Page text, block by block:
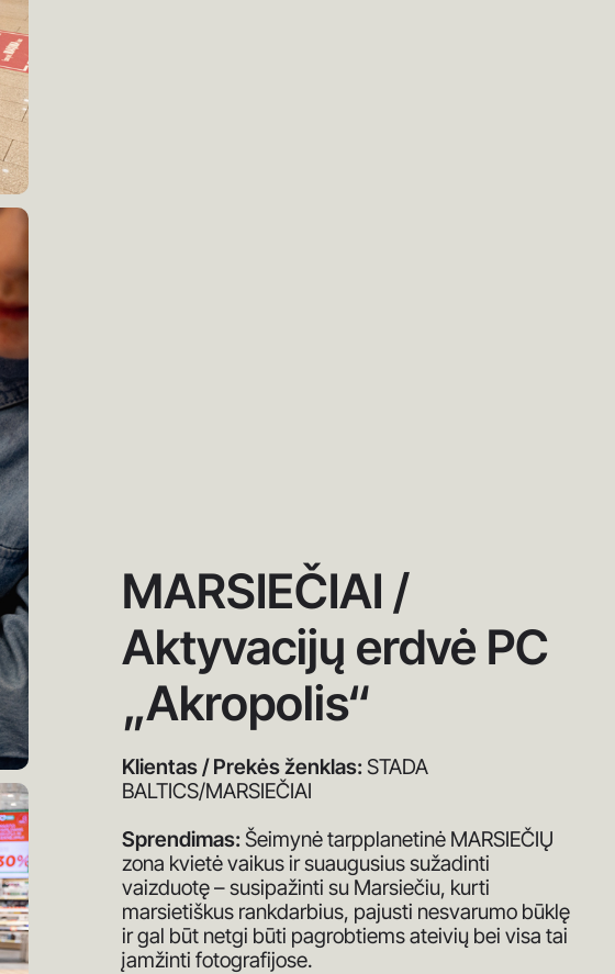
MARSIEČIAI /
Aktyvacijų erdvė PC
„Akropolis“
Klientas / Prekės ženklas:STADA
BALTICS/MARSIEČIAI
Sprendimas:Šeimynė tarpplanetinė MARSIEČIŲ
zona kvietė vaikus ir suaugusius sužadinti
vaizduotę – susipažinti su Marsiečiu, kurti
marsietiškus rankdarbius, pajusti nesvarumo būklę
ir gal būt netgi būti pagrobtiems ateivių bei visa tai
įamžinti fotografijose.